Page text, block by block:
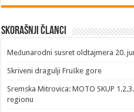
Skorašnji članci
​Međunarodni susret oldtajmera 20.
Skriveni dragulji Fruške gore
Sremska Mitrovica: MOTO SKUP
regionu